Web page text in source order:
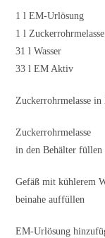
1 l EM-Urlösung
1 l Zuckerrohrmelasse
31 l Wasser
33 l EM Aktiv
Zuckerrohrmelasse in
Zuckerrohrmelasse
in den Behälter füllen
Gefäß mit kühlerem
beinahe auffüllen
EM-Urlösung